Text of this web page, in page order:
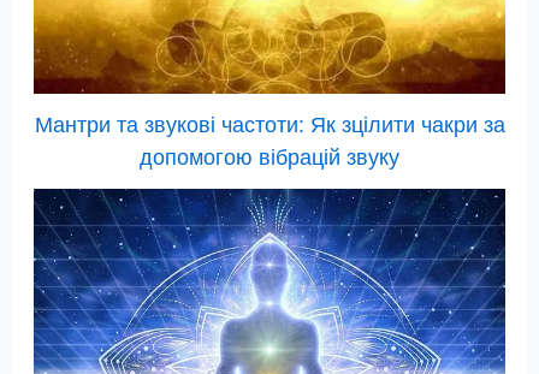
Мантри та звукові частоти: Як зцілити чакри за
допомогою вібрацій звуку